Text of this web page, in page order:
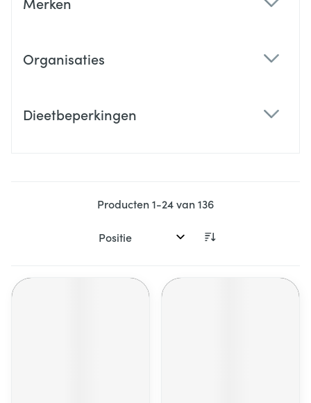
Organisaties
Dieetbeperkingen
Producten1-24van136
Sorteer op: